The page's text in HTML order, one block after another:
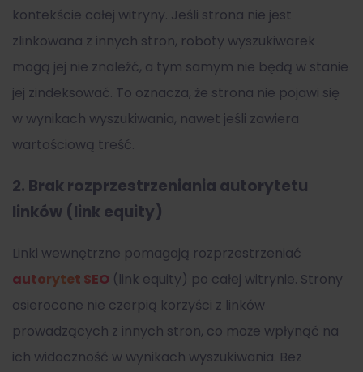
kontekście całej witryny. Jeśli strona nie jest
zlinkowana z innych stron, roboty wyszukiwarek
mogą jej nie znaleźć, a tym samym nie będą w stanie
jej zindeksować. To oznacza, że strona nie pojawi się
w wynikach wyszukiwania, nawet jeśli zawiera
wartościową treść.
2. Brak rozprzestrzeniania autorytetu
linków (link equity)
Linki wewnętrzne pomagają rozprzestrzeniać
autorytet SEO (link equity) po całej witrynie. Strony
osierocone nie czerpią korzyści z linków
prowadzących z innych stron, co może wpłynąć na
ich widoczność w wynikach wyszukiwania. Bez